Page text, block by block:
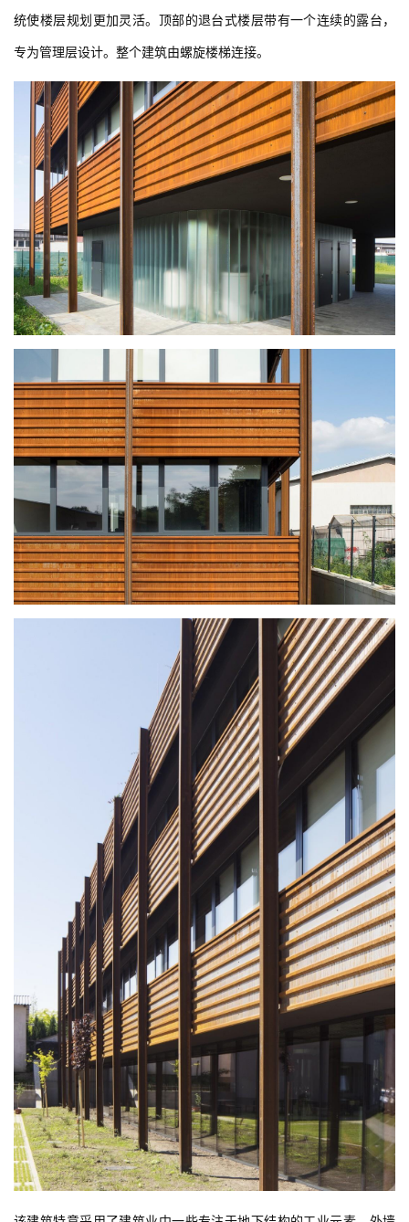
统使楼层规划更加灵活。顶部的退台式楼层带有一个连续的露台，
专为管理层设计。整个建筑由螺旋楼梯连接。